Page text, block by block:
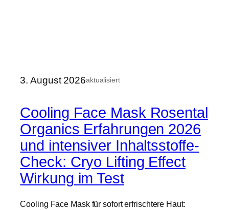
3. August 2026aktualisiert
Cooling Face Mask Rosental
Organics Erfahrungen 2026
und intensiver Inhaltsstoffe-
Check: Cryo Lifting Effect
Wirkung im Test
Cooling Face Mask für sofort erfrischtere Haut: